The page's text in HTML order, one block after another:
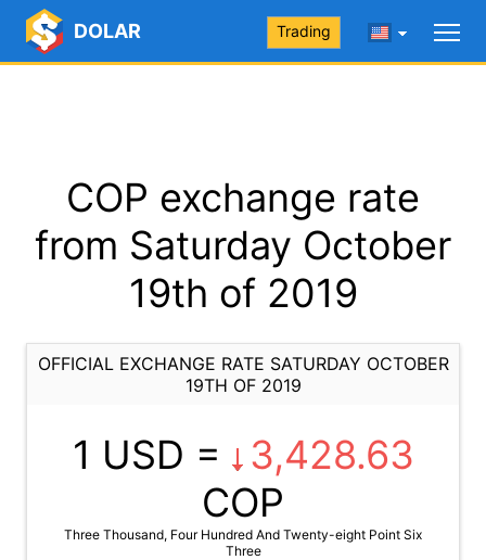
DOLAR Trading
COP exchange rate
from Saturday October
19th of 2019
OFFICIAL EXCHANGE RATE SATURDAY OCTOBER
19TH OF 2019
1 USD =
3,428.63
COP
Three Thousand, Four Hundred And Twenty-eight Point Six
Three